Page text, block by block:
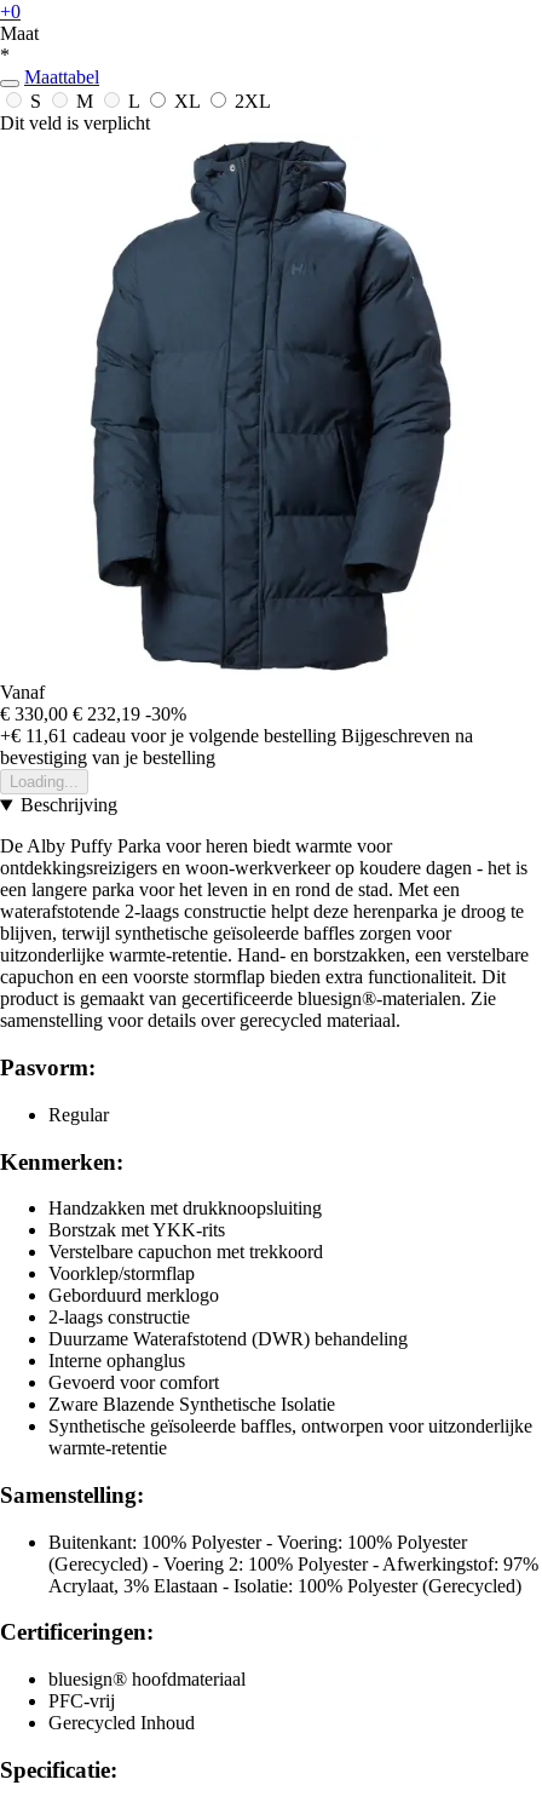
+0
Maat
*
Maattabel
S
M L XL
2XL
Dit veld is verplicht
Vanaf
€ 330,00 € 232,19 -30%
+€ 11,61 cadeau voor je volgende bestelling Bijgeschreven na
bevestiging van je bestelling
Loading...
Beschrijving
De Alby Puffy Parka voor heren biedt warmte voor
ontdekkingsreizigers en woon-werkverkeer op koudere dagen - het is
een langere parka voor het leven in en rond de stad. Met een
waterafstotende 2-laags constructie helpt deze herenparka je droog te
blijven, terwijl synthetische geïsoleerde baffles zorgen voor
uitzonderlijke warmte-retentie. Hand- en borstzakken, een verstelbare
capuchon en een voorste stormflap bieden extra functionaliteit. Dit
product is gemaakt van gecertificeerde bluesign®-materialen. Zie
samenstelling voor details over gerecycled materiaal.
Pasvorm:
Regular
Kenmerken:
Handzakken met drukknoopsluiting
Borstzak met YKK-rits
Verstelbare capuchon met trekkoord
Voorklep/stormflap
Geborduurd merklogo
2-laags constructie
Duurzame Waterafstotend (DWR) behandeling
Interne ophanglus
Gevoerd voor comfort
Zware Blazende Synthetische Isolatie
Synthetische geïsoleerde baffles, ontworpen voor uitzonderlijke
warmte-retentie
Samenstelling:
Buitenkant: 100% Polyester - Voering: 100% Polyester
(Gerecycled) - Voering 2: 100% Polyester - Afwerkingstof: 97%
Acrylaat, 3% Elastaan - Isolatie: 100% Polyester (Gerecycled)
Certificeringen:
bluesign® hoofdmateriaal
PFC-vrij
Gerecycled Inhoud
Specificatie: